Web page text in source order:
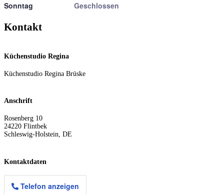
Sonntag
Geschlossen
Kontakt
Küchenstudio Regina
Küchenstudio Regina Brüske
Anschrift
Rosenberg 10
24220 Flintbek
Schleswig-Holstein DE
Kontaktdaten
Telefon anzeigen